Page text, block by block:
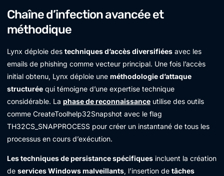
Chaîne d’infection avancée et
méthodique
Lynx déploie des techniques d’accès diversifiées avec les
emails de phishing comme vecteur principal. Une fois l’accès
initial obtenu, Lynx déploie une méthodologie d’attaque
structurée qui témoigne d’une expertise technique
considérable. La phase de reconnaissance utilise des outils
comme CreateToolhelp32Snapshot avec le flag
TH32CS_SNAPPROCESS pour créer un instantané de tous les
processus en cours d’exécution.
Les techniques de persistance spécifiques incluent la création
de services Windows malveillants, l’insertion de tâches